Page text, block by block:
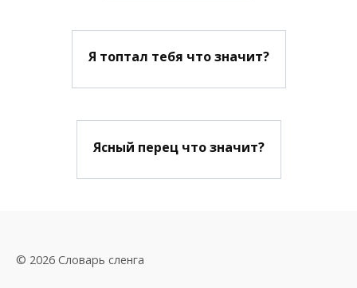
Я топтал тебя что значит?
Ясный перец что значит?
© 2026 Словарь сленга